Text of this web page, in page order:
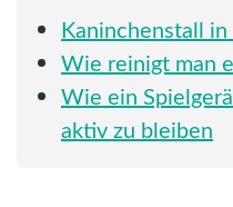
Kaninchenstall
Wie reinigt man
Wie ein
aktiv zu bleiben